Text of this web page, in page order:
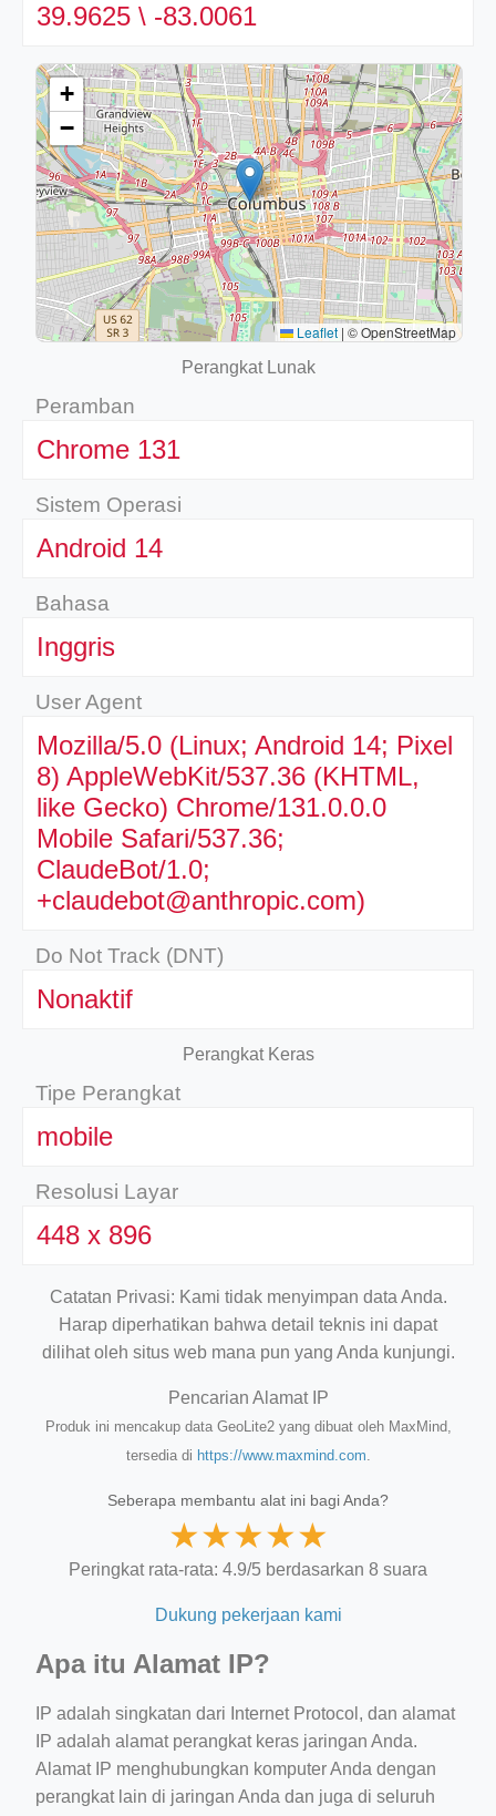
crew-neck-navy-blue/
39.9625 \ -83.0061
+
−
Leaflet | © OpenStreetMap
Perangkat Lunak
Peramban
Chrome 131
Sistem Operasi
Android 14
Bahasa
Inggris
User Agent
Mozilla/5.0 (Linux; Android 14; Pixel
8) AppleWebKit/537.36 (KHTML,
like Gecko) Chrome/131.0.0.0
Mobile Safari/537.36;
ClaudeBot/1.0;
+claudebot@anthropic.com)
Do Not Track (DNT)
Nonaktif
Perangkat Keras
Tipe Perangkat
mobile
Resolusi Layar
448 x 896
Catatan Privasi: Kami tidak menyimpan data Anda.
Harap diperhatikan bahwa detail teknis ini dapat
dilihat oleh situs web mana pun yang Anda kunjungi.
Pencarian Alamat IP
Produk ini mencakup data GeoLite2 yang dibuat oleh MaxMind,
tersedia di https://www.maxmind.com.
Seberapa membantu alat ini bagi Anda?
★★★★★
Peringkat rata-rata: 4.9/5 berdasarkan 8 suara
Dukung pekerjaan kami
Apa itu Alamat IP?
IP adalah singkatan dari Internet Protocol, dan alamat
IP adalah alamat perangkat keras jaringan Anda.
Alamat IP menghubungkan komputer Anda dengan
perangkat lain di jaringan Anda dan juga di seluruh